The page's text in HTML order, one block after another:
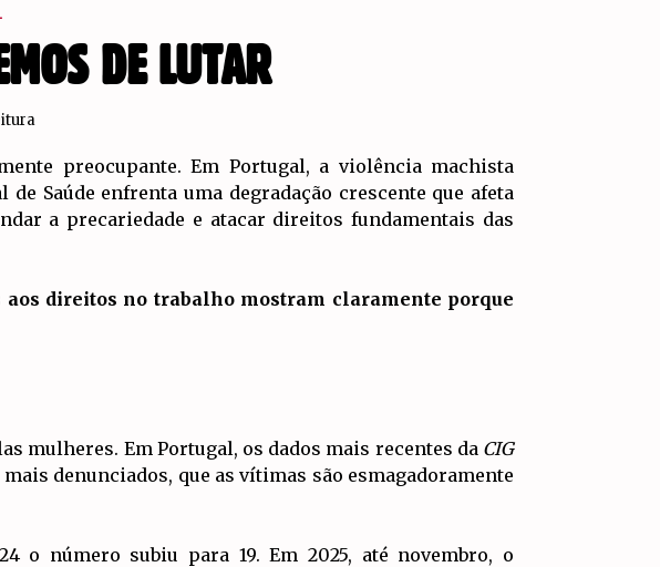
DE LUTAR
preocupante. Em Portugal, a violência machista
Saúde enfrenta uma degradação crescente que afeta
a precariedade e atacar direitos fundamentais das
aos direitos no trabalho mostram claramente porque
mulheres. Em Portugal, os dados mais recentes da CIG
denunciados, que as vítimas são esmagadoramente
o número subiu para 19. Em 2025, até novembro, o